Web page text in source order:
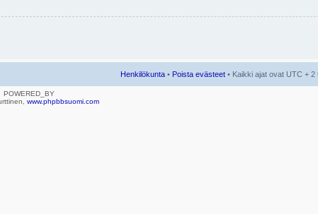
Henkilökunta • Poista evästeet • Kaikki ajat ovat UTC + 2
POWERED_BY
www.phpbbsuomi.com